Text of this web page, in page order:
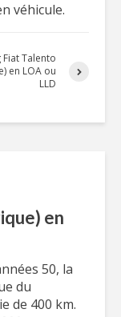
véhicule.
Fiat Talento
en LOA ou
LLD
en
50, la
du
de 400 km.